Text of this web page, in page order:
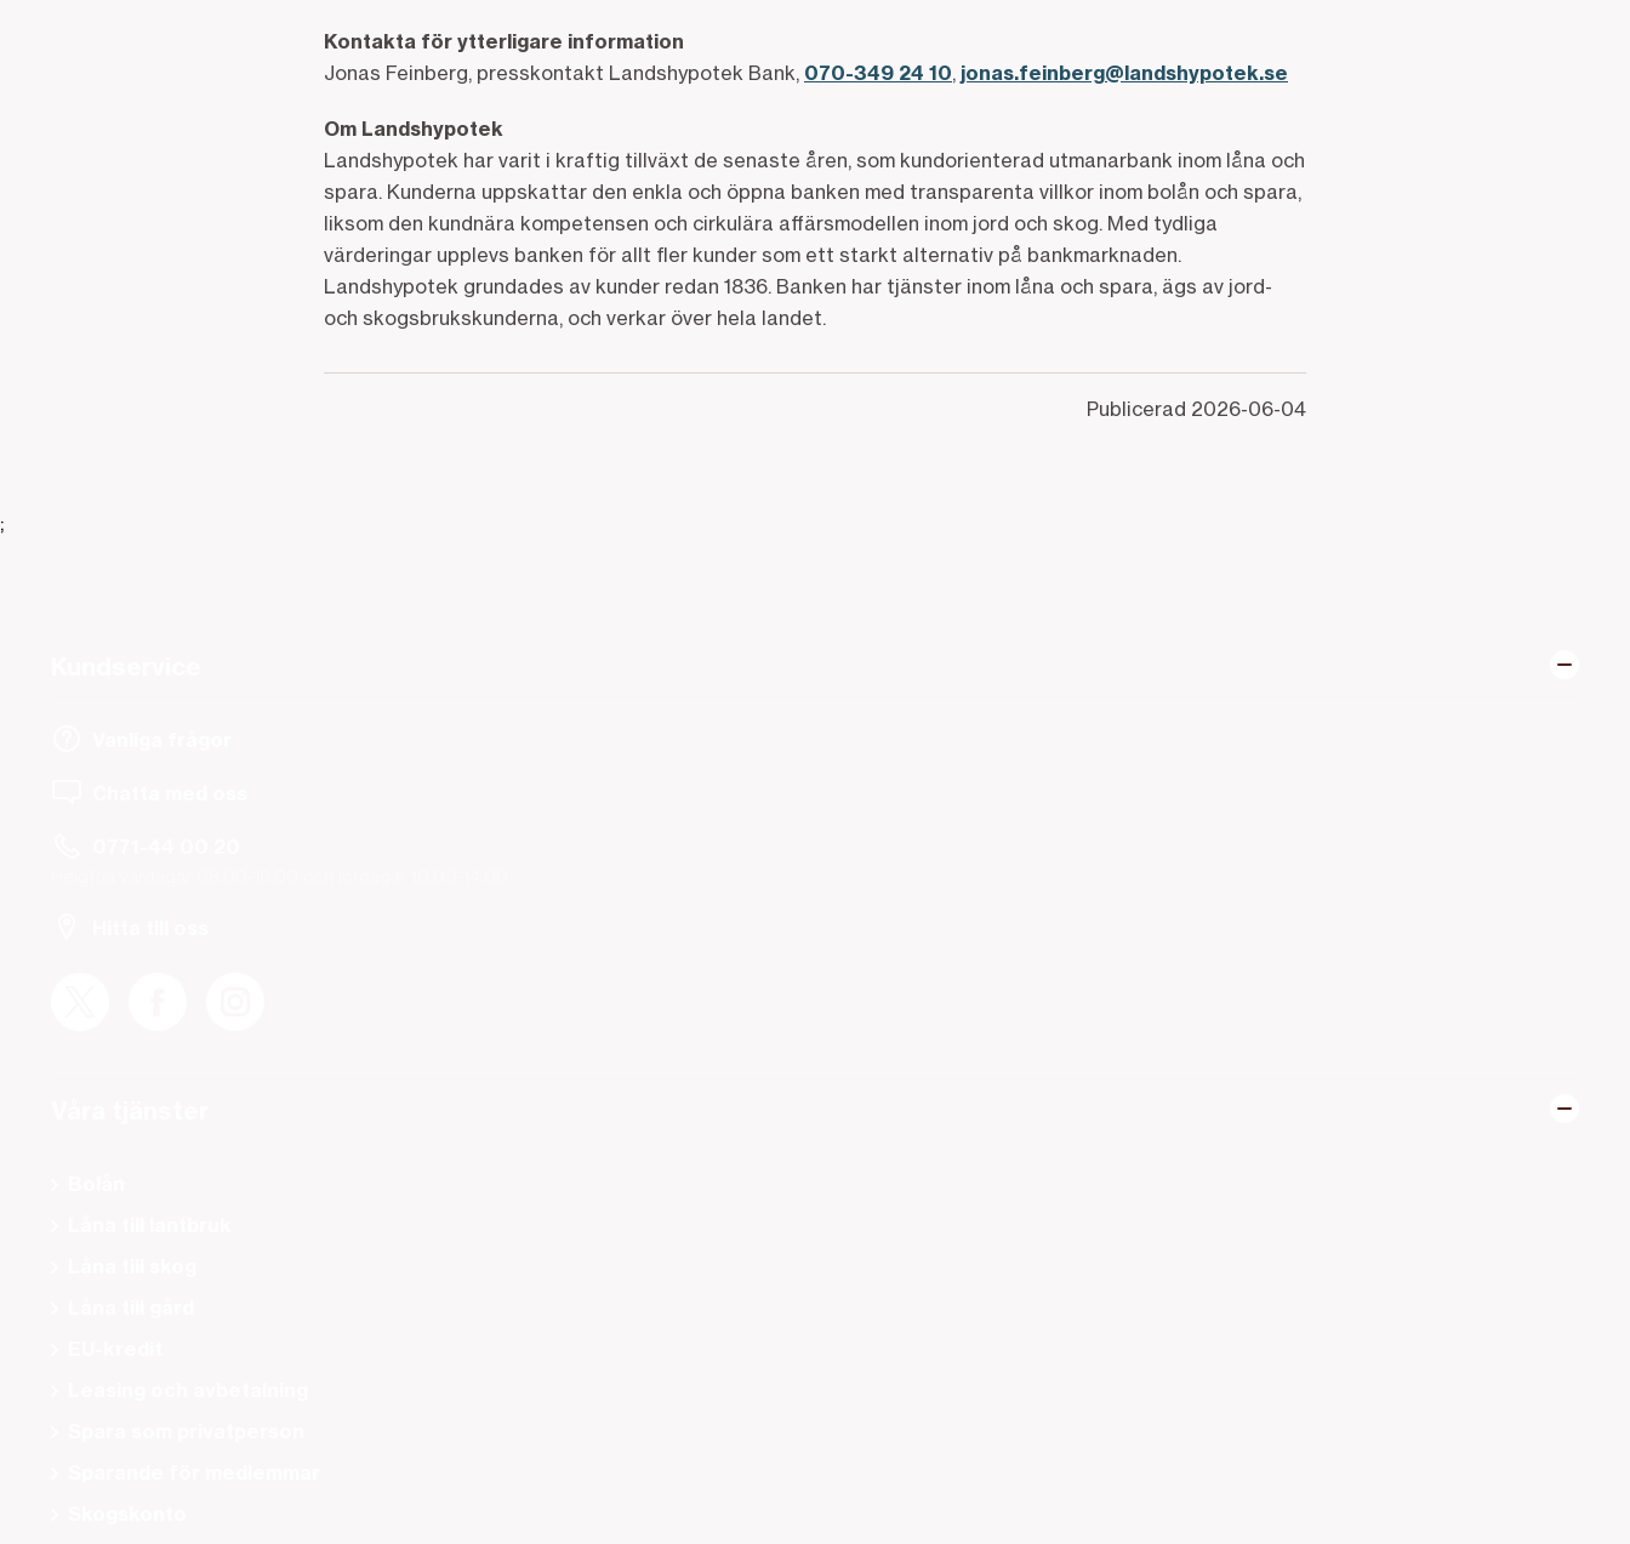
Kontakta för ytterligare information
Jonas Feinberg, presskontakt Landshypotek Bank, 070-349 24 10, jonas.feinberg@landshypotek.se
Om Landshypotek
Landshypotek har varit i kraftig tillväxt de senaste åren, som kundorienterad utmanarbank inom låna och
spara. Kunderna uppskattar den enkla och öppna banken med transparenta villkor inom bolån och spara,
liksom den kundnära kompetensen och cirkulära affärsmodellen inom jord och skog. Med tydliga
värderingar upplevs banken för allt fler kunder som ett starkt alternativ på bankmarknaden.
Landshypotek grundades av kunder redan 1836. Banken har tjänster inom låna och spara, ägs av jord-
och skogsbrukskunderna, och verkar över hela landet.
Publicerad 2026-06-04
;